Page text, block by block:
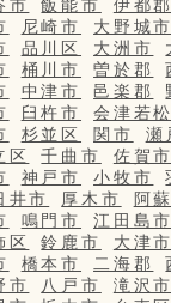
市 飯能市 伊都郡
尼崎市 大野城市
品川区 大洲市
桶川市 曽於郡
中津市 邑楽郡
臼杵市 会津若
杉並区 関市 瀬
区 千曲市 佐賀市
神戸市 小牧市
井市 厚木市 阿
鳴門市 江田島市
区 鈴鹿市 大津市
橋本市 二海郡
市 八戸市 滝沢市